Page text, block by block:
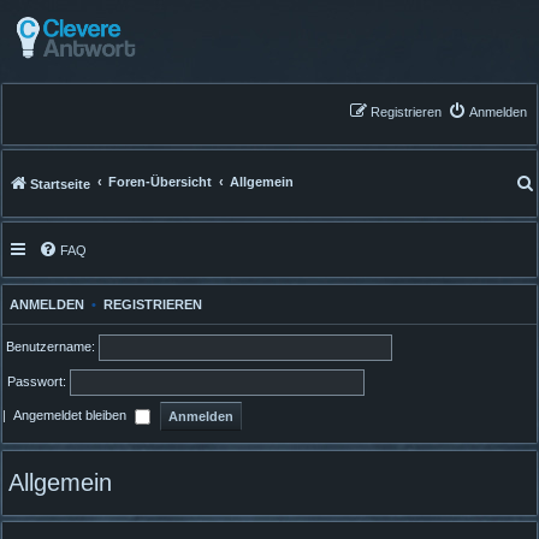
Anmelden
Registrieren
Startseite Foren-Übersicht Allgemein
FAQ
ANMELDEN • REGISTRIEREN
Benutzername:
Passwort:
| Angemeldet bleiben
Allgemein